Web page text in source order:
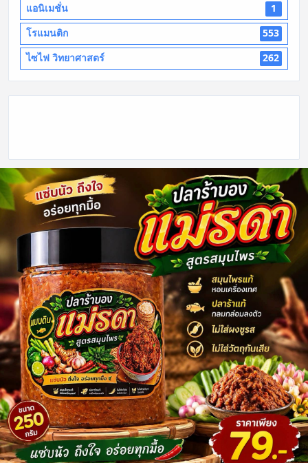
แอนิเมชั่น
1
โรแมนติก
553
ไซไฟ วิทยาศาสตร์
262